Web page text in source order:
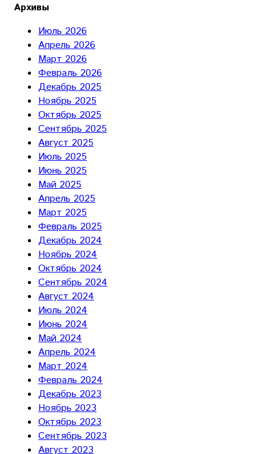
Архивы
Июль 2026
Апрель 2026
Март 2026
Февраль 2026
Декабрь 2025
Ноябрь 2025
Октябрь 2025
Сентябрь 2025
Август 2025
Июль 2025
Июнь 2025
Май 2025
Апрель 2025
Март 2025
Февраль 2025
Декабрь 2024
Ноябрь 2024
Октябрь 2024
Сентябрь 2024
Август 2024
Июль 2024
Июнь 2024
Май 2024
Апрель 2024
Март 2024
Февраль 2024
Декабрь 2023
Ноябрь 2023
Октябрь 2023
Сентябрь 2023
Август 2023